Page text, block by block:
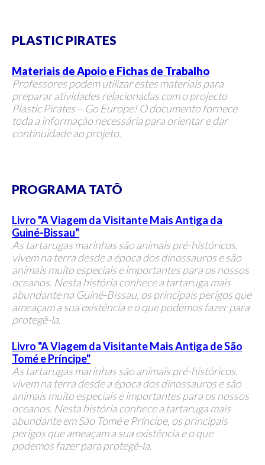
PLASTIC PIRATES
Materiais de Apoio e Fichas de Trabalho
Professores podem utilizar estes materiais para
preparar atividades relacionadas com o projecto
Plastic Pirates – Go Europe! O documento fornece
toda a informação necessária para orientar e dar
continuidade ao projeto.
PROGRAMA TATÔ
Livro "A Viagem da Visitante Mais Antiga da
Guiné-Bissau"
As tartarugas marinhas são animais pré-históricos,
vivem na terra desde a época dos dinossauros e são
animais muito especiais e importantes para os nossos
oceanos. Nesta história conhece a tartaruga mais
abundante na Guiné-Bissau, os principais perigos que
ameaçam a sua existência e o que podemos fazer para
protegê-la.
Livro "A Viagem da Visitante Mais Antiga de São
Tomé e Príncipe"
As tartarugas marinhas são animais pré-históricos,
vivem na terra desde a época dos dinossauros e são
animais muito especiais e importantes para os nossos
oceanos. Nesta história conhece a tartaruga mais
abundante em São Tomé e Príncipe, os principais
perigos que ameaçam a sua existência e o que
podemos fazer para protegê-la.